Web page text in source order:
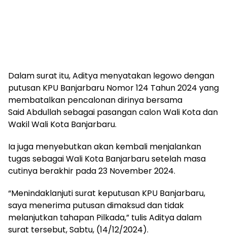
Dalam surat itu, Aditya menyatakan legowo dengan
putusan KPU Banjarbaru Nomor 124 Tahun 2024 yang
membatalkan pencalonan dirinya bersama
Said Abdullah sebagai pasangan calon Wali Kota dan
Wakil Wali Kota Banjarbaru.
Ia juga menyebutkan akan kembali menjalankan
tugas sebagai Wali Kota Banjarbaru setelah masa
cutinya berakhir pada 23 November 2024.
“Menindaklanjuti surat keputusan KPU Banjarbaru,
saya menerima putusan dimaksud dan tidak
melanjutkan tahapan Pilkada,” tulis Aditya dalam
surat tersebut, Sabtu, (14/12/2024).